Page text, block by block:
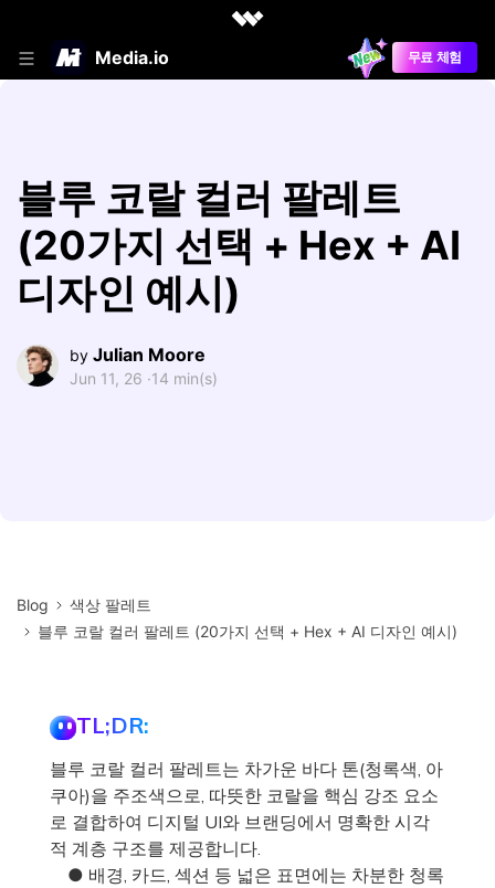
Media.io 무료 체험
블루 코랄 컬러 팔레트
(20가지 선택 + Hex + AI
디자인 예시)
by Julian Moore
Jun 11, 26 ·14 min(s)
Blog
색상 팔레트
블루 코랄 컬러 팔레트 (20가지 선택 + Hex + AI 디자인 예시)
TL;DR:
블루 코랄 컬러 팔레트는 차가운 바다 톤(청록색, 아
쿠아)을 주조색으로, 따뜻한 코랄을 핵심 강조 요소
로 결합하여 디지털 UI와 브랜딩에서 명확한 시각
적 계층 구조를 제공합니다.
● 배경, 카드, 섹션 등 넓은 표면에는 차분한 청록